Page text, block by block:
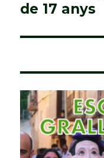
de 17 anys